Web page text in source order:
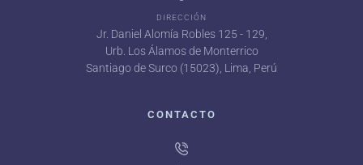
DIRECCIÓN
Jr. Daniel Alomía Robles 125 - 129,
Urb. Los Álamos de Monterrico
Santiago de Surco (15023), Lima, Perú
CONTACTO